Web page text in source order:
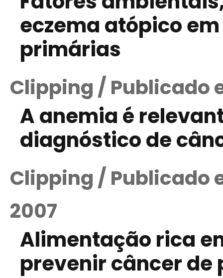
eczema atópico
primárias
Clipping / Publicado
A anemia é
diagnóstico de
Clipping / Publicado
2007
Alimentação rica
prevenir câncer de